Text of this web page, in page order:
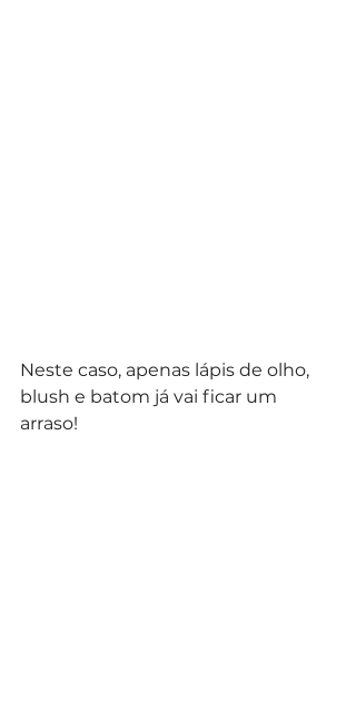
Neste caso, apenas lápis de olho,
blush e batom já vai ficar um
arraso!